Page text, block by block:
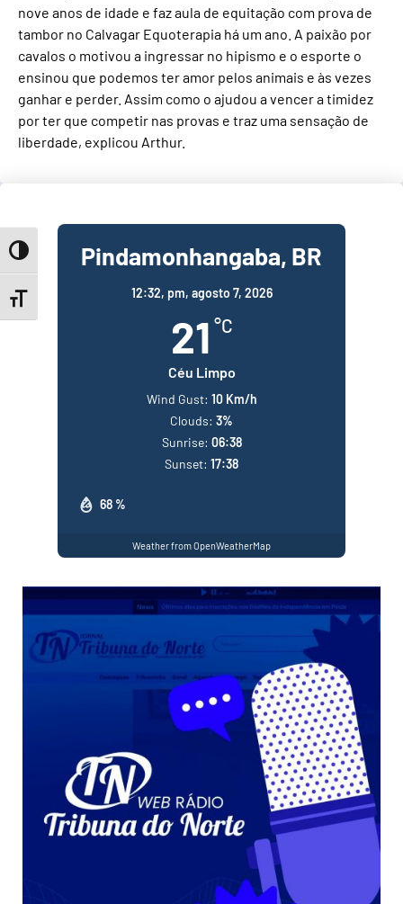
Toggle High Contrast
Toggle Font size
nove anos de idade e faz aula de equitação com prova de
tambor no Calvagar Equoterapia há um ano. A paixão por
cavalos o motivou a ingressar no hipismo e o esporte o
ensinou que podemos ter amor pelos animais e às vezes
ganhar e perder. Assim como o ajudou a vencer a timidez
por ter que competir nas provas e traz uma sensação de
liberdade, explicou Arthur.
Pindamonhangaba, BR
12:32, pm, agosto 7, 2026
21 °C
Céu Limpo
68 %
Wind Gust: 10 Km/h
Clouds: 3%
Sunrise: 06:38
Sunset: 17:38
Weather from OpenWeatherMap